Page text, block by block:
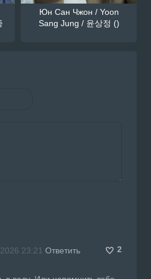
Юн Сан Чжон / Yoon
Sang Jung / 윤상정 ()
23:21 Ответить
2